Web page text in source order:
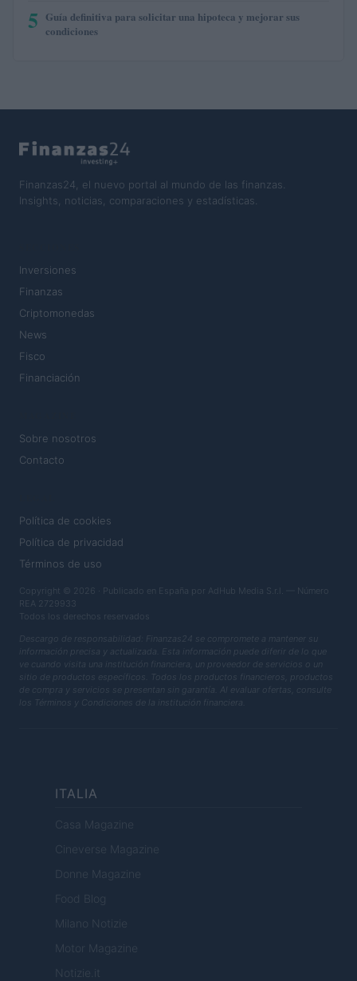
5 Guía definitiva para solicitar una hipoteca y mejorar sus
condiciones
Finanzas24, el nuevo portal al mundo de las finanzas.
Insights, noticias, comparaciones y estadísticas.
Inversiones
Finanzas
Criptomonedas
News
Fisco
Financiación
Sobre nosotros
Contacto
Política de cookies
Política de privacidad
Términos de uso
Copyright © 2026 · Publicado en España por AdHub Media S.r.l. — Número
REA 2729933
Todos los derechos reservados
Descargo de responsabilidad: Finanzas24 se compromete a mantener su
información precisa y actualizada. Esta información puede diferir de lo que
ve cuando visita una institución financiera, un proveedor de servicios o un
sitio de productos específicos. Todos los productos financieros, productos
de compra y servicios se presentan sin garantía. Al evaluar ofertas, consulte
los Términos y Condiciones de la institución financiera.
ITALIA
Casa Magazine
Cineverse Magazine
Donne Magazine
Food Blog
Milano Notizie
Motor Magazine
Notizie.it